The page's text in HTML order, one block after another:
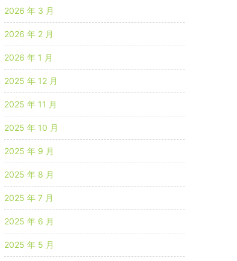
2026 年 3 月
2026 年 2 月
2026 年 1 月
2025 年 12 月
2025 年 11 月
2025 年 10 月
2025 年 9 月
2025 年 8 月
2025 年 7 月
2025 年 6 月
2025 年 5 月